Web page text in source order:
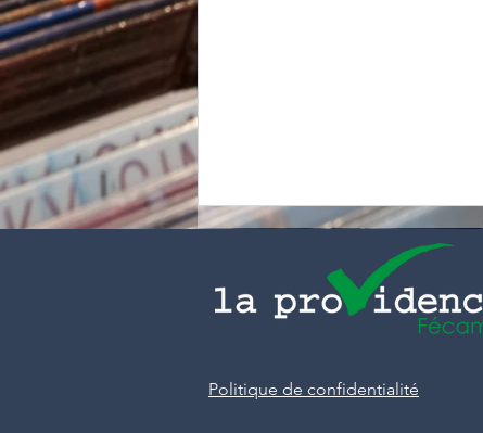
Politique de confidentialité